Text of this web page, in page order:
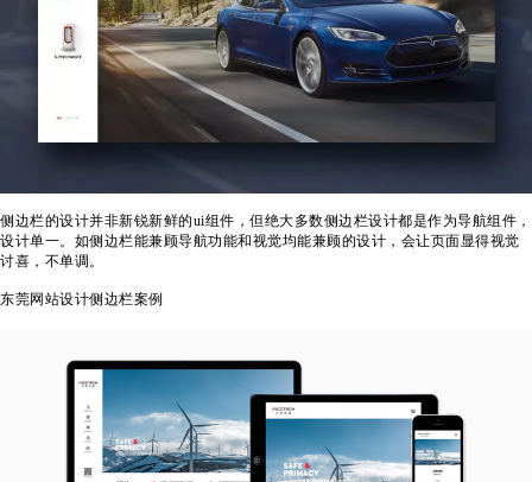
侧边栏的设计并非新锐新鲜的ui组件，但绝大多数侧边栏设计都是作为导航组件，
设计单一。如侧边栏能兼顾导航功能和视觉均能兼顾的设计，会让页面显得视觉
讨喜，不单调。
东莞网站设计侧边栏案例